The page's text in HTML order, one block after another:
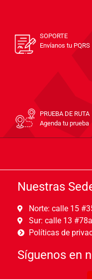
SOPORTE
Envíanos tu PQRS
PRUEBA DE RUTA
Agenda tu prueba
Nuestras
Norte: calle 15
Sur: calle 13
Políticas de
Síguenos en